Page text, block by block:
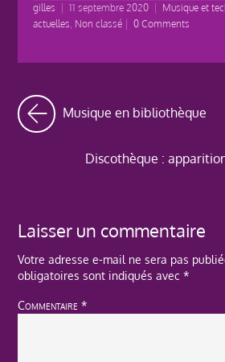
gilles 11 septembre 2020 Musique et
actuelles Non classé 0 Comments
Musique en bibliothèque
Discothèque :
Laisser un commentaire
Votre adresse e-mail ne sera pas
obligatoires sont indiqués avec*
Commentaire*